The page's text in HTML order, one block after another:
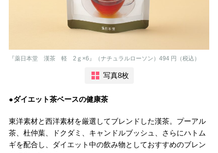
『薬日本堂 漢茶 軽 2ｇ×6』（ナチュラルローソン）494 円（税込）
写真8枚
●ダイエット茶ベースの健康茶
東洋素材と西洋素材を厳選してブレンドした漢茶。プーアル
茶、杜仲葉、ドクダミ、キャンドルブッシュ、さらにハトム
ギを配合し、ダイエット中の飲み物としておすすめのブレン